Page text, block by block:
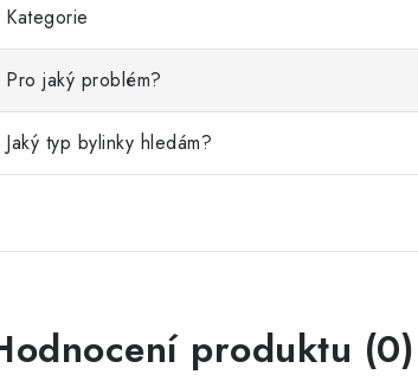
Kategorie
Pro jaký problém?
Jaký typ bylinky hledám?
produktu (0)